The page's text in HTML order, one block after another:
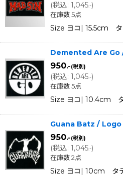
(税込: 1,045.-)
在庫数 5点
Size ヨコ| 15.5cm
Demented Are Go
950.-(税別)
(税込: 1,045.-)
在庫数 5点
Size ヨコ| 10.4cm
Guana Batz / Logo
950.-(税別)
(税込: 1,045.-)
在庫数 2点
Size ヨコ| 10cm タ